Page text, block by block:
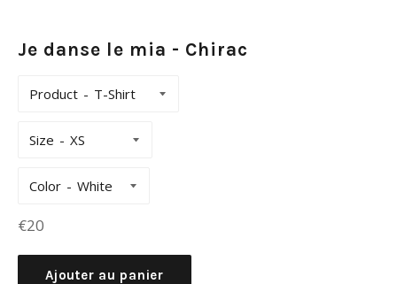
Je danse le mia - Chirac
Product
Size
Color
Prix
€20
Ajouter au panier